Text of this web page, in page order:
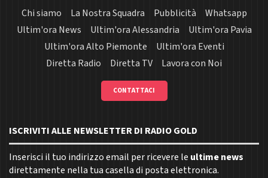
Chi siamo La Nostra Squadra Pubblicità
Whatsapp
Ultim'ora News
Ultim'ora Alessandria
Ultim'ora Pavia
Ultim'ora Alto Piemonte
Ultim'ora Eventi
Diretta Radio
Diretta TV Lavora con Noi
CONTATTACI
ISCRIVITI ALLE NEWSLETTER DI RADIO GOLD
Inserisci il tuo indirizzo email per ricevere le ultime news
direttamente nella tua casella di posta elettronica.